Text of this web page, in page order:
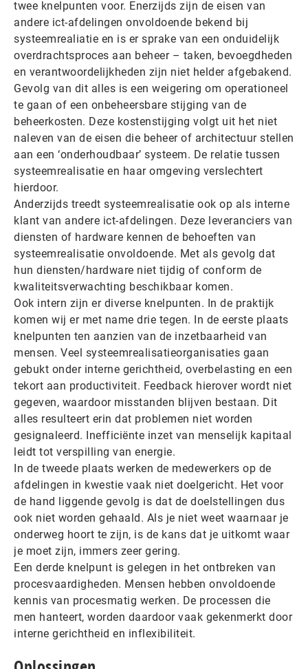
twee knelpunten voor. Enerzijds zijn de eisen van
andere ict-afdelingen onvoldoende bekend bij
systeemrealiatie en is er sprake van een onduidelijk
overdrachtsproces aan beheer – taken, bevoegdheden
en verantwoordelijkheden zijn niet helder afgebakend.
Gevolg van dit alles is een weigering om operationeel
te gaan of een onbeheersbare stijging van de
beheerkosten. Deze kostenstijging volgt uit het niet
naleven van de eisen die beheer of architectuur stellen
aan een ‘onderhoudbaar’ systeem. De relatie tussen
systeemrealisatie en haar omgeving verslechtert
hierdoor.
Anderzijds treedt systeemrealisatie ook op als interne
klant van andere ict-afdelingen. Deze leveranciers van
diensten of hardware kennen de behoeften van
systeemrealisatie onvoldoende. Met als gevolg dat
hun diensten/hardware niet tijdig of conform de
kwaliteitsverwachting beschikbaar komen.
Ook intern zijn er diverse knelpunten. In de praktijk
komen wij er met name drie tegen. In de eerste plaats
knelpunten ten aanzien van de inzetbaarheid van
mensen. Veel systeemrealisatieorganisaties gaan
gebukt onder interne gerichtheid, overbelasting en een
tekort aan productiviteit. Feedback hierover wordt niet
gegeven, waardoor misstanden blijven bestaan. Dit
alles resulteert erin dat problemen niet worden
gesignaleerd. Inefficiënte inzet van menselijk kapitaal
leidt tot verspilling van energie.
In de tweede plaats werken de medewerkers op de
afdelingen in kwestie vaak niet doelgericht. Het voor
de hand liggende gevolg is dat de doelstellingen dus
ook niet worden gehaald. Als je niet weet waarnaar je
onderweg hoort te zijn, is de kans dat je uitkomt waar
je moet zijn, immers zeer gering.
Een derde knelpunt is gelegen in het ontbreken van
procesvaardigheden. Mensen hebben onvoldoende
kennis van procesmatig werken. De processen die
men hanteert, worden daardoor vaak gekenmerkt door
interne gerichtheid en inflexibiliteit.